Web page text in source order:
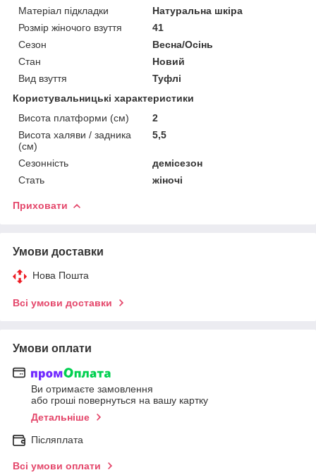
Матеріал підкладки
Натуральна шкіра
Розмір жіночого взуття
41
Сезон
Весна/Осінь
Стан
Новий
Вид взуття
Туфлі
Користувальницькі характеристики
Висота платформи (см)
2
Висота халяви / задника
(см)
5,5
Сезонність
демісезон
Стать
жіночі
Приховати
Умови доставки
Нова Пошта
Всі умови доставки
Умови оплати
Ви отримаєте замовлення
або гроші повернуться на вашу картку
Детальніше
Післяплата
Всі умови оплати